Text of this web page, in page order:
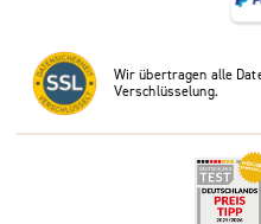
Wir übertragen alle
Verschlüsselung.